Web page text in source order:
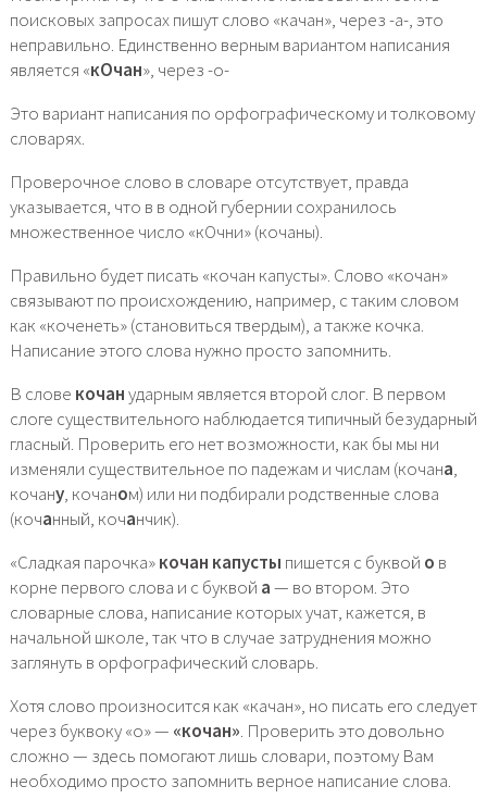
поисковых запросах пишут слово «качан», через -а-, это
неправильно. Единственно верным вариантом написания
является «кОчан», через -о-
Это вариант написания по орфографическому и толковому
словарях.
Проверочное слово в словаре отсутствует, правда
указывается, что в в одной губернии сохранилось
множественное число «кОчни» (кочаны).
Правильно будет писать «кочан капусты». Слово «кочан»
связывают по происхождению, например, с таким словом
как «коченеть» (становиться твердым), а также кочка.
Написание этого слова нужно просто запомнить.
В слове кочанударным является второй слог. В первом
слоге существительного наблюдается типичный безударный
гласный. Проверить его нет возможности, как бы мы ни
изменяли существительное по падежам и числам (кочана,
кочану, кочаном) или ни подбирали родственные слова
(кочанный, кочанчик).
«Сладкая парочка»кочан капусты пишется с буквой о в
корне первого слова и с буквой а— во втором. Это
словарные слова, написание которых учат, кажется, в
начальной школе, так что в случае затруднения можно
заглянуть в орфографический словарь.
Хотя слово произносится как «качан», но писать его следует
через буквоку «о» — «кочан». Проверить это довольно
сложно — здесь помогают лишь словари, поэтому Вам
необходимо просто запомнить верное написание слова.